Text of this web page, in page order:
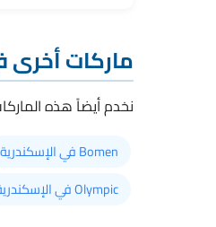
ماركات أخرى
نخدم أيضاً هذه
Bomen في الإسكندرية
Olympic في الإسكندرية